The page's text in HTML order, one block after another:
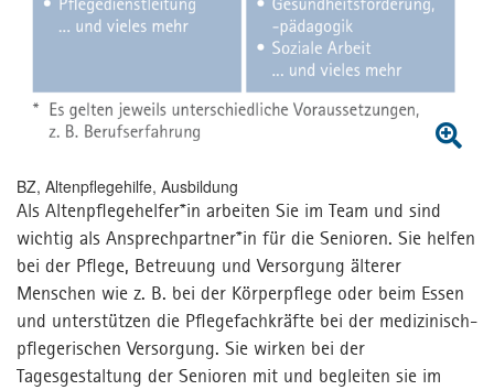
MPortal
BZ, Altenpflegehilfe, Ausbildung
Als Altenpflegehelfer*in arbeiten Sie im Team und sind
wichtig als Ansprechpartner*in für die Senioren. Sie helfen
bei der Pflege, Betreuung und Versorgung älterer
Menschen wie z. B. bei der Körperpflege oder beim Essen
und unterstützen die Pflegefachkräfte bei der medizinisch-
pflegerischen Versorgung. Sie wirken bei der
Tagesgestaltung der Senioren mit und begleiten sie im